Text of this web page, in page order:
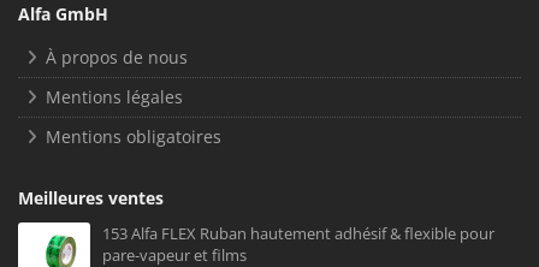
Alfa GmbH
À propos de nous
Mentions légales
Mentions obligatoires
Meilleures ventes
153 Alfa FLEX Ruban hautement adhésif & flexible pour
pare-vapeur et films